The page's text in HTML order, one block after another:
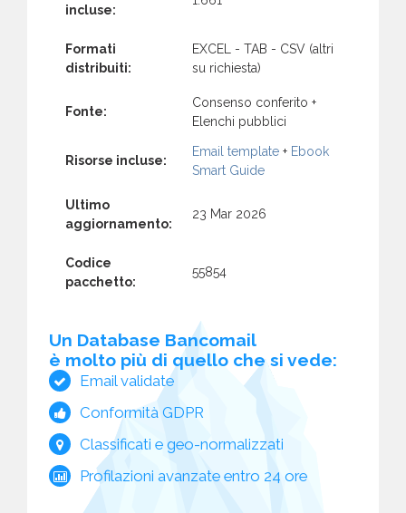
incluse:
Formati
distribuiti:
EXCEL - TAB - CSV (altri
su richiesta)
Fonte:
Consenso conferito +
Elenchi pubblici
Risorse incluse:
Email template + Ebook
Smart Guide
Ultimo
aggiornamento:
23 Mar 2026
Codice
pacchetto:
55854
Un Database Bancomail
è molto più di quello che si vede:
Email validate
Conformità GDPR
Classificati e geo-normalizzati
Profilazioni avanzate entro 24 ore